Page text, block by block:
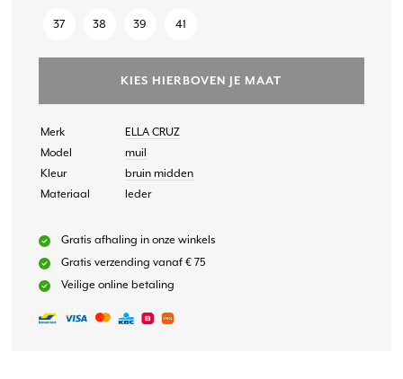
37 38 39 41
KIES HIERBOVEN JE MAAT
Merk
ELLA CRUZ
Model
muil
Kleur
bruin midden
Materiaal
leder
Gratis afhaling in onze winkels
Gratis verzending vanaf € 75
Veilige online betaling